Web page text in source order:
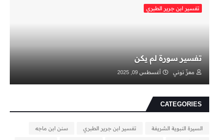
تفسير ابن جرير الطبري
تفسير سورة لم يكن
معزّ نوني أغسطس 09, 2025
CATEGORIES
السيرة النبوية الشريفة تفسير ابن جرير الطبري سنن ابن ماجه